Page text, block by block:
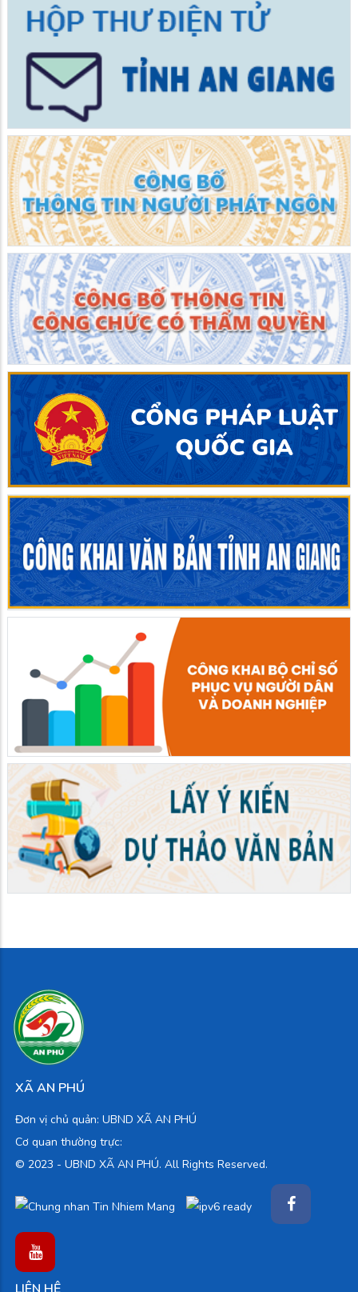
XÃ AN PHÚ
Đơn vị chủ quản: UBND XÃ AN PHÚ
Cơ quan thường trực:
© 2023 - UBND XÃ AN PHÚ. All Rights Reserved.